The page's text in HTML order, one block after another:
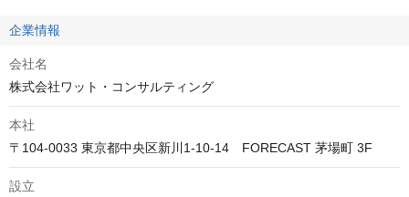
企業情報
会社名
株式会社ワット・コンサルティング
本社
〒104-0033 東京都中央区新川1-10-14　FORECAST 茅場町 3F
設立